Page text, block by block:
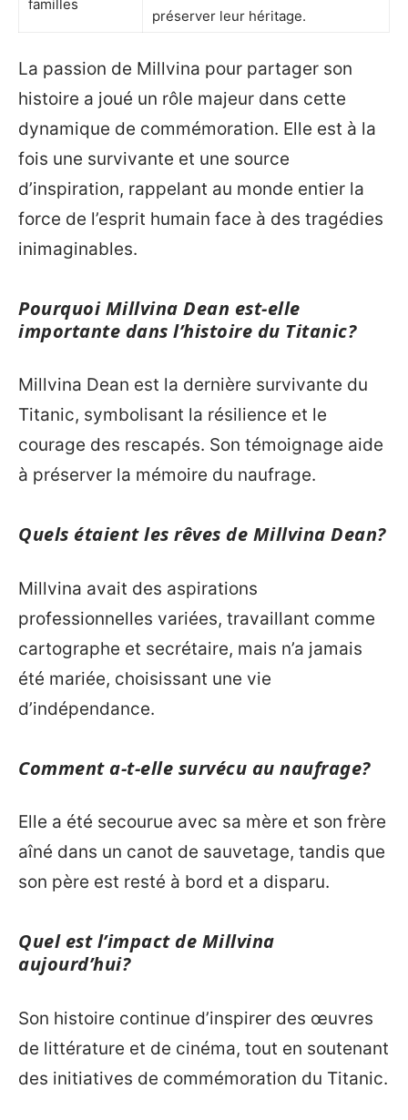
familles
préserver leur héritage.
La passion de Millvina pour partager son
histoire a joué un rôle majeur dans cette
dynamique de commémoration. Elle est à la
fois une survivante et une source
d’inspiration, rappelant au monde entier la
force de l’esprit humain face à des tragédies
inimaginables.
Pourquoi Millvina Dean est-elle
importante dans l’histoire du Titanic?
Millvina Dean est la dernière survivante du
Titanic, symbolisant la résilience et le
courage des rescapés. Son témoignage aide
à préserver la mémoire du naufrage.
Quels étaient les rêves de Millvina Dean?
Millvina avait des aspirations
professionnelles variées, travaillant comme
cartographe et secrétaire, mais n’a jamais
été mariée, choisissant une vie
d’indépendance.
Comment a-t-elle survécu au naufrage?
Elle a été secourue avec sa mère et son frère
aîné dans un canot de sauvetage, tandis que
son père est resté à bord et a disparu.
Quel est l’impact de Millvina
aujourd’hui?
Son histoire continue d’inspirer des œuvres
de littérature et de cinéma, tout en soutenant
des initiatives de commémoration du Titanic.